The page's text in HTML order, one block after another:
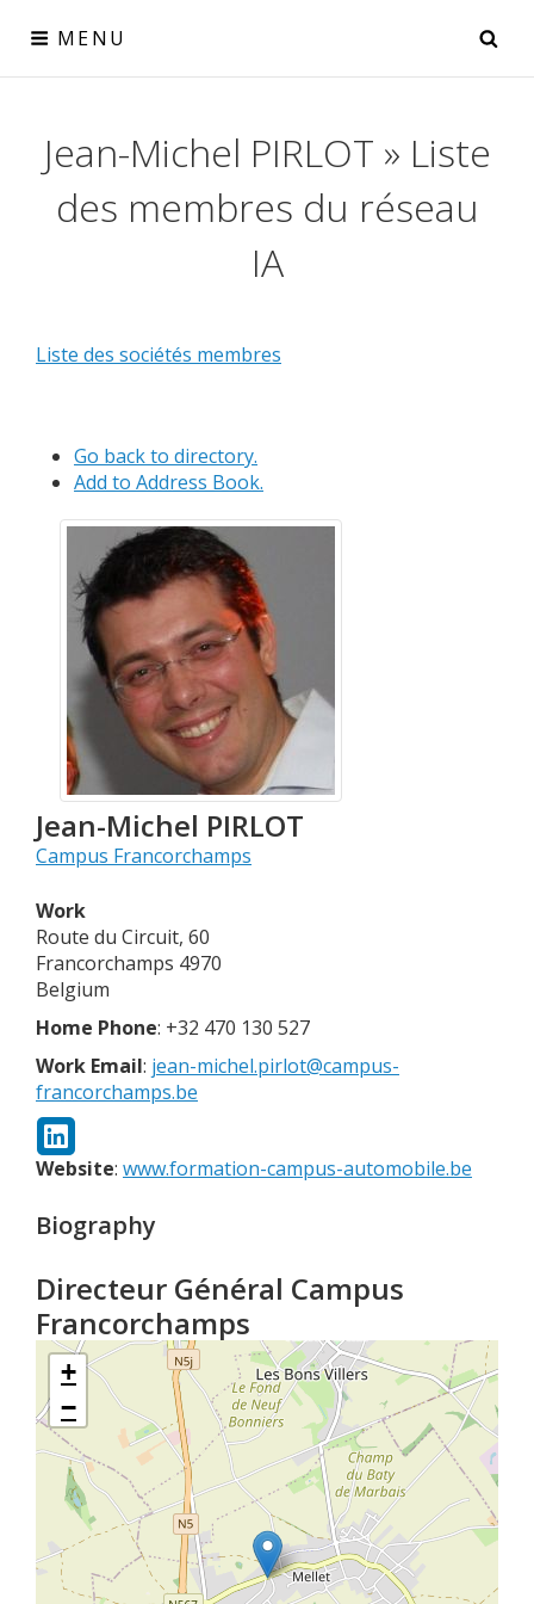
content
MENU
le collectif IA pour la Wallonie
Jean-Michel PIRLOT » Liste
des membres du réseau
IA
Liste des sociétés membres
Go back to directory.
Add to Address Book.
Jean-Michel PIRLOT
Campus Francorchamps
Work
Route du Circuit, 60
Francorchamps 4970
Belgium
Home Phone: +32 470 130 527
Work Email: jean-michel.pirlot@campus-
francorchamps.be
Website: www.formation-campus-automobile.be
Biography
Directeur Général Campus
Francorchamps
+
−